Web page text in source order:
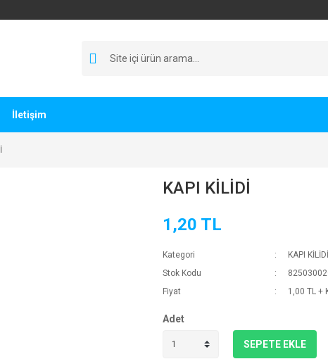
İletişim
KAPI KİLİDİ
1,20 TL
Kategori
KAPI KİLİDİ
Stok Kodu
Fiyat
1,00 TL +
Adet
SEPETE EKLE